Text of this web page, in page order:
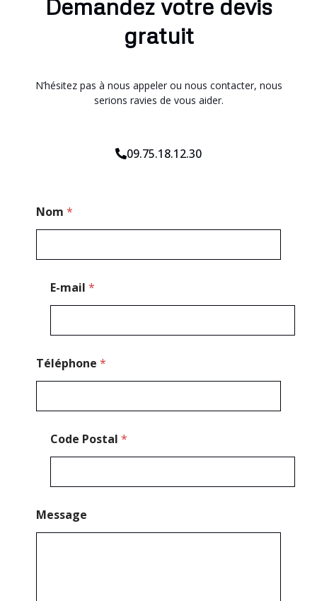
Demandez votre devis
gratuit
N’hésitez pas à nous appeler ou nous contacter, nous
serions ravies de vous aider.
09.75.18.12.30
Nom *
*
E-mail *
Téléphone *
Code Postal *
Message